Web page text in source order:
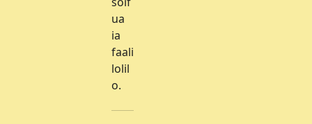
ua
ia
faali
lolil
o.